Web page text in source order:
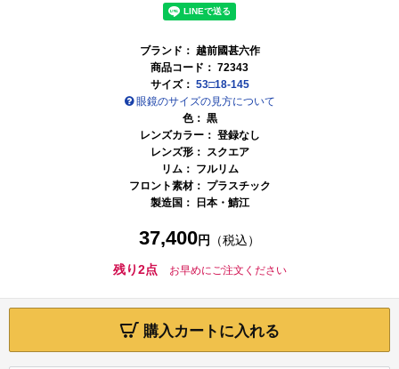
ブランド： 越前國甚六作
商品コード： 72343
サイズ： 53□18-145
眼鏡のサイズの見方について
色： 黒
レンズカラー： 登録なし
レンズ形： スクエア
リム： フルリム
フロント素材： プラスチック
製造国：
日本・鯖江
37,400円 （税込）
残り2点 お早めにご注文ください
購入カートに入れる